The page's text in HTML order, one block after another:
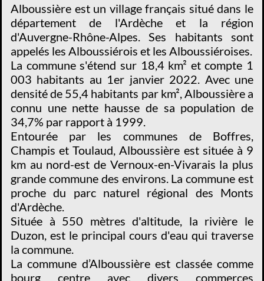
Alboussière est un village français situé dans le
département de l'Ardècheet la région
d'Auvergne-Rhône-Alpes. Ses habitants sont
appelés les Alboussiérois et les Alboussiéroises.
La commune s'étend sur 18,4 km² et compte 1
003 habitants au 1er janvier 2022. Avec une
densité de 55,4 habitants par km², Alboussière a
connu une nette hausse de sa population de
34,7% par rapport à 1999.
Entourée par les communes de Boffres,
Champis et Toulaud, Alboussière est située à 9
km au nord-est de Vernoux-en-Vivarais la plus
grande commune des environs. La commune est
proche du parc naturel régional des Monts
d'Ardèche.
Située à 550 mètres d'altitude, la rivière le
Duzon, est le principal cours d'eau qui traverse
la commune.
La commune d’Alboussière est classée comme
bourg centre avec divers commerces